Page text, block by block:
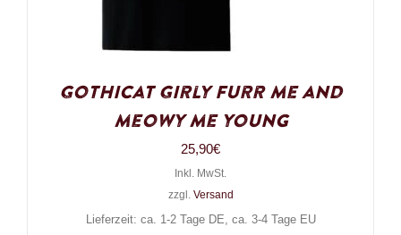
Gothicat Girly Furr me and
meowy me young
25,90€
Inkl. MwSt.
zzgl. Versand
Lieferzeit: ca. 1-2 Tage DE, ca. 3-4 Tage EU